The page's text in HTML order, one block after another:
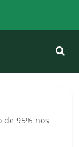
de 95% nos